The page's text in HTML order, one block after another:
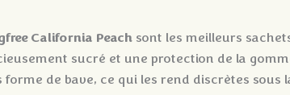
California Peachsont les meilleurs
sucré et une protection de la
forme de bave, ce qui les rend discrètes sous